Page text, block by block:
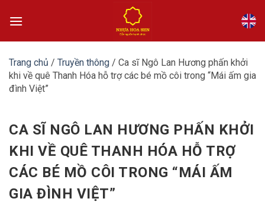
qua
dung
Trang chủ / Truyền thông / Ca sĩ Ngô Lan Hương phấn khởi
khi về quê Thanh Hóa hỗ trợ các bé mồ côi trong “Mái ấm gia
đình Việt”
CA SĨ NGÔ LAN HƯƠNG PHẤN KHỞI
KHI VỀ QUÊ THANH HÓA HỖ TRỢ
CÁC BÉ MỒ CÔI TRONG “MÁI ẤM
GIA ĐÌNH VIỆT”